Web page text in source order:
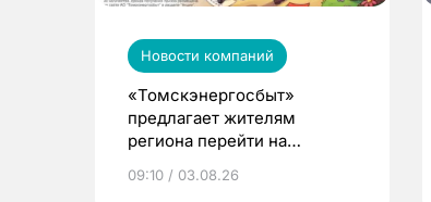
Новости компаний
«Томскэнергосбыт»
предлагает жителям
региона перейти на
выиграть призы
09:10 / 03.08.26